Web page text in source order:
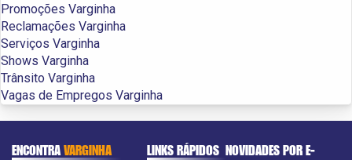
Promoções Varginha
Reclamações Varginha
Serviços Varginha
Shows Varginha
Trânsito Varginha
Vagas de Empregos Varginha
ENCONTRAVARGINHA LINKS RÁPIDOS NOVIDADES POR E-